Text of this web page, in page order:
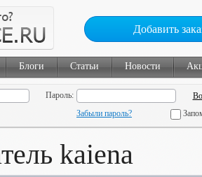
Добавить
Блоги Статьи Новости
Пароль:
Забыли пароль?
kaiena